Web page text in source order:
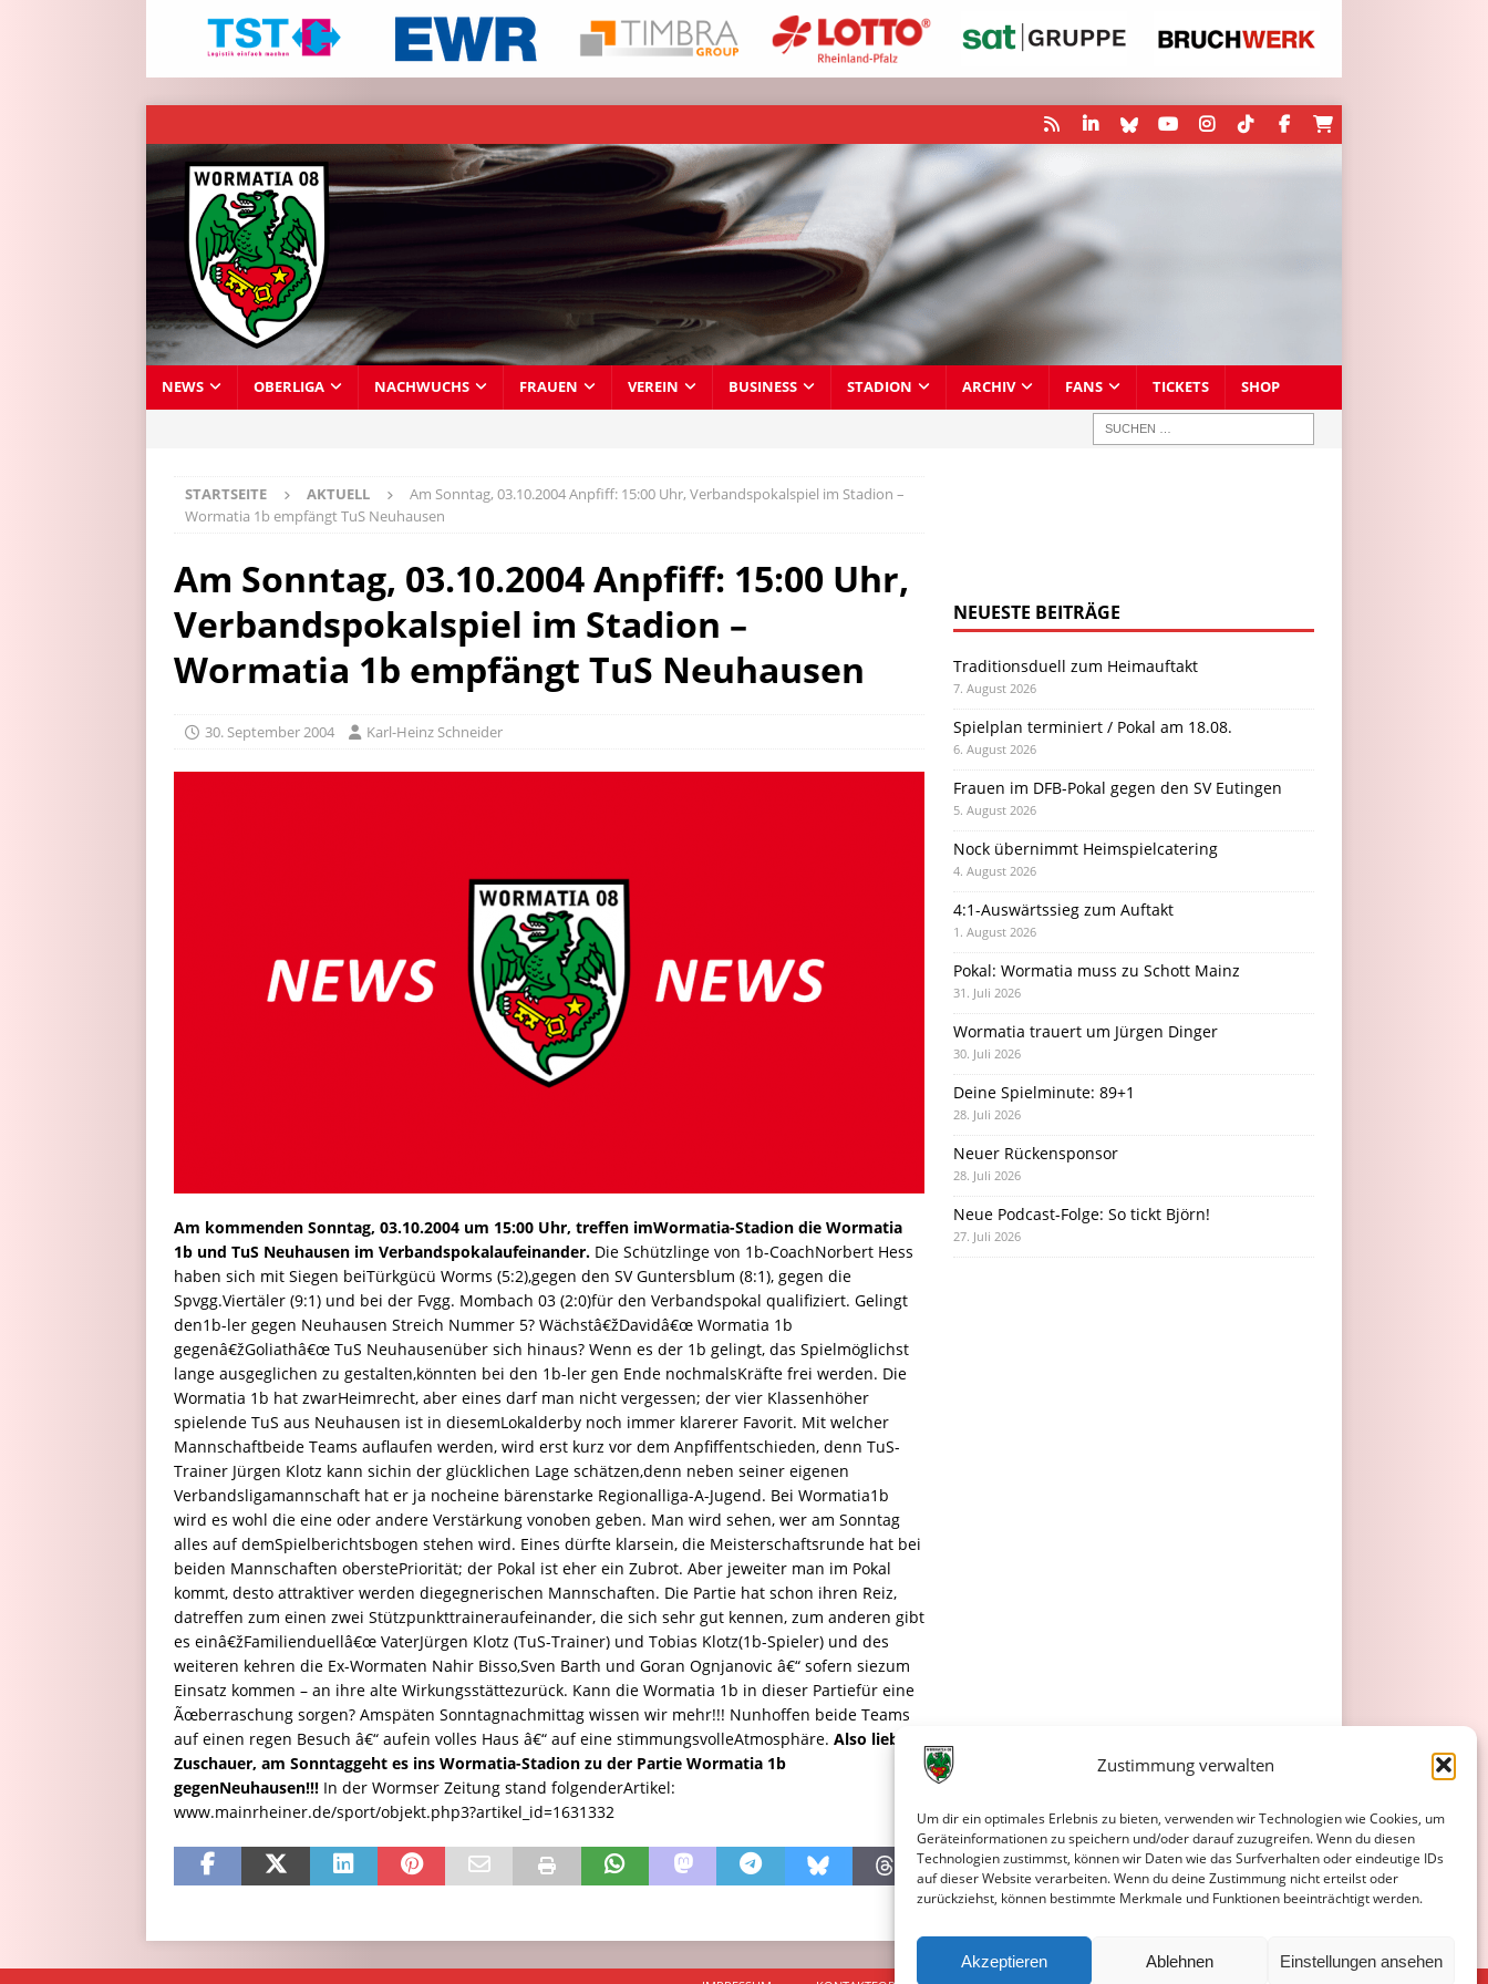
Zustimmung verwalten
Um dir ein optimales Erlebnis zu bieten, verwenden wir Technologien wie Cookies, um
Geräteinformationen zu speichern und/oder darauf zuzugreifen. Wenn du diesen
Technologien zustimmst, können wir Daten wie das Surfverhalten oder eindeutige IDs
auf dieser Website verarbeiten. Wenn du deine Zustimmung nicht erteilst oder
zurückziehst, können bestimmte Merkmale und Funktionen beeinträchtigt werden.
Akzeptieren Ablehnen Einstellungen ansehen
NEWS OBERLIGA NACHWUCHS FRAUEN VEREIN BUSINESS STADION ARCHIV FANS TICKETS SHOP
STARTSEITE AKTUELL
Am Sonntag, 03.10.2004 Anpfiff: 15:00 Uhr, Verbandspokalspiel im Stadion –
Wormatia 1b empfängt TuS Neuhausen
Am Sonntag, 03.10.2004 Anpfiff: 15:00 Uhr,
Verbandspokalspiel im Stadion –
Wormatia 1b empfängt TuS Neuhausen
30. September 2004 Karl-Heinz Schneider
Am kommenden Sonntag, 03.10.2004 um 15:00 Uhr, treffen imWormatia-Stadion die Wormatia
1b und TuS Neuhausen im Verbandspokalaufeinander. Die Schützlinge von 1b-CoachNorbert Hess
haben sich mit Siegen beiTürkgücü Worms (5:2),gegen den SV Guntersblum (8:1), gegen die
Spvgg.Viertäler (9:1) und bei der Fvgg. Mombach 03 (2:0)für den Verbandspokal qualifiziert. Gelingt
den1b-ler gegen Neuhausen Streich Nummer 5? Wächstâ€žDavidâ€œ Wormatia 1b
gegenâ€žGoliathâ€œ TuS Neuhausenüber sich hinaus? Wenn es der 1b gelingt, das Spielmöglichst
lange ausgeglichen zu gestalten,könnten bei den 1b-ler gen Ende nochmalsKräfte frei werden. Die
Wormatia 1b hat zwarHeimrecht, aber eines darf man nicht vergessen; der vier Klassenhöher
spielende TuS aus Neuhausen ist in diesemLokalderby noch immer klarerer Favorit. Mit welcher
Mannschaftbeide Teams auflaufen werden, wird erst kurz vor dem Anpfiffentschieden, denn TuS-
Trainer Jürgen Klotz kann sichin der glücklichen Lage schätzen,denn neben seiner eigenen
Verbandsligamannschaft hat er ja nocheine bärenstarke Regionalliga-A-Jugend. Bei Wormatia1b
wird es wohl die eine oder andere Verstärkung vonoben geben. Man wird sehen, wer am Sonntag
alles auf demSpielberichtsbogen stehen wird. Eines dürfte klarsein, die Meisterschaftsrunde hat bei
beiden Mannschaften oberstePriorität; der Pokal ist eher ein Zubrot. Aber jeweiter man im Pokal
kommt, desto attraktiver werden diegegnerischen Mannschaften. Die Partie hat schon ihren Reiz,
datreffen zum einen zwei Stützpunkttraineraufeinander, die sich sehr gut kennen, zum anderen gibt
es einâ€žFamilienduellâ€œ VaterJürgen Klotz (TuS-Trainer) und Tobias Klotz(1b-Spieler) und des
weiteren kehren die Ex-Wormaten Nahir Bisso,Sven Barth und Goran Ognjanovic â€“ sofern siezum
Einsatz kommen – an ihre alte Wirkungsstättezurück. Kann die Wormatia 1b in dieser Partiefür eine
Ãœberraschung sorgen? Amspäten Sonntagnachmittag wissen wir mehr!!! Nunhoffen beide Teams
auf einen regen Besuch â€“ aufein volles Haus â€“ auf eine stimmungsvolleAtmosphäre. Also liebe
Zuschauer, am Sonntaggeht es ins Wormatia-Stadion zu der Partie Wormatia 1b
gegenNeuhausen!!! In der Wormser Zeitung stand folgenderArtikel:
www.mainrheiner.de/sport/objekt.php3?artikel_id=1631332
NEUESTE BEITRÄGE
Traditionsduell zum Heimauftakt
7. August 2026
Spielplan terminiert / Pokal am 18.08.
6. August 2026
Frauen im DFB-Pokal gegen den SV Eutingen
5. August 2026
Nock übernimmt Heimspielcatering
4. August 2026
4:1-Auswärtssieg zum Auftakt
1. August 2026
Pokal: Wormatia muss zu Schott Mainz
31. Juli 2026
Wormatia trauert um Jürgen Dinger
30. Juli 2026
Deine Spielminute: 89+1
28. Juli 2026
Neuer Rückensponsor
28. Juli 2026
Neue Podcast-Folge: So tickt Björn!
27. Juli 2026